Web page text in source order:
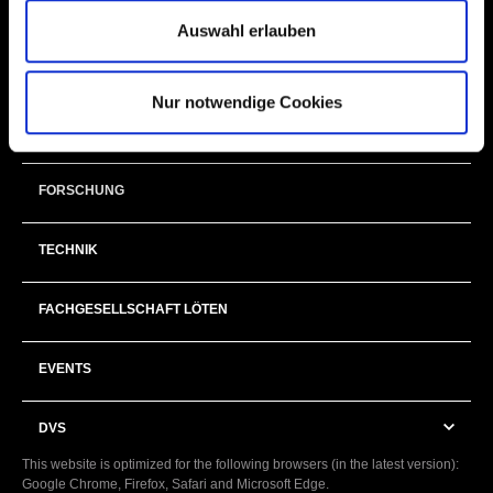
Auswahl erlauben
Nur notwendige Cookies
MITGLIEDER & EHRENAMT
BILDUNG
FORSCHUNG
TECHNIK
FACHGESELLSCHAFT LÖTEN
EVENTS
DVS
This website is optimized for the following browsers (in the latest version):
Google Chrome, Firefox, Safari and Microsoft Edge.